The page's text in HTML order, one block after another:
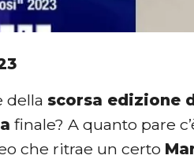
della scorsa edizione
finale? A quanto pare
che ritrae un certo